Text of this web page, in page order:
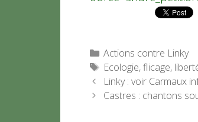
Catégories
Actions contre Linky
Étiquettes
Ecologie,flicage,
Linky : voir Carmaux
Castres : chantons